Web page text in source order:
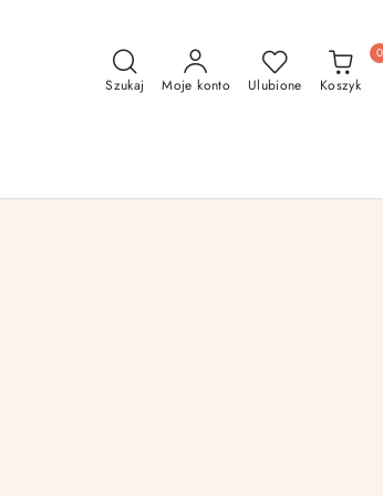
Szukaj Moje konto Ulubione Koszyk
0